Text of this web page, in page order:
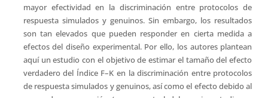
mayor efectividad en la discriminación entre protocolos de
respuesta simulados y genuinos. Sin embargo, los resultados
son tan elevados que pueden responder en cierta medida a
efectos del diseño experimental. Por ello, los autores plantean
aquí un estudio con el objetivo de estimar el tamaño del efecto
verdadero del Índice F–K en la discriminación entre protocolos
de respuesta simulados y genuinos, así como el efecto debido al